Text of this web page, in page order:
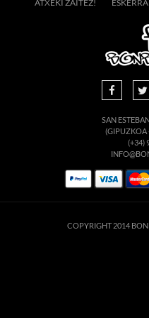
ATXEKI ZAITEZ!
SAN
(GIPUZKOA
(+34)
COPYRIGHT 2014